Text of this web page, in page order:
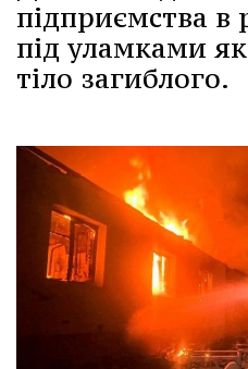
підприємства в
під уламками
тіло загиблого.